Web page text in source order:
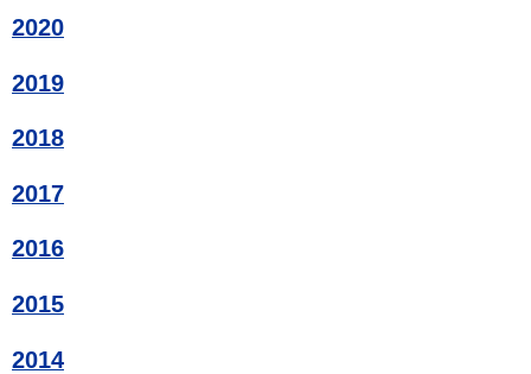
2020
2019
2018
2017
2016
2015
2014